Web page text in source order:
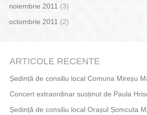
noiembrie 2011 (3)
octombrie 2011 (2)
ARTICOLE RECENTE
Ședință de consiliu local Comuna Mireșu
Concert extraordinar susținut de Paula
Ședință de consiliu local Orașul Șomcuta